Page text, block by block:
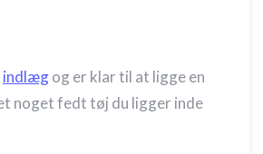
indlægog er klar til at ligge en
noget fedt tøj du ligger inde